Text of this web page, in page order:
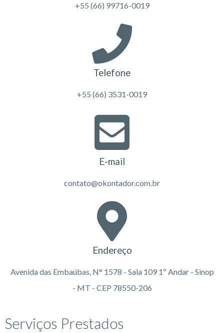
+55 (66) 99716-0019
Telefone
+55 (66) 3531-0019
E-mail
contato@okontador.com.br
Endereço
Avenida das Embaúbas, N° 1578 - Sala 109 1º Andar - Sinop
- MT - CEP 78550-206
Serviços Prestados